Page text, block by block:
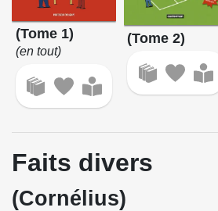
(Tome 1)
(en tout)
(Tome 2)
Faits divers
(Cornélius)